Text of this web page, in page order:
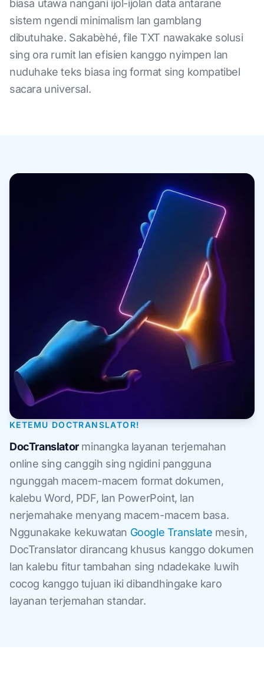
biasa utawa nangani ijol-ijolan data antarane
sistem ngendi minimalism lan gamblang
dibutuhake. Sakabèhé, file TXT nawakake solusi
sing ora rumit lan efisien kanggo nyimpen lan
nuduhake teks biasa ing format sing kompatibel
sacara universal.
KETEMU DOCTRANSLATOR!
DocTranslatorminangka layanan terjemahan
online sing canggih sing ngidini pangguna
ngunggah macem-macem format dokumen,
kalebu Word, PDF, lan PowerPoint, lan
nerjemahake menyang macem-macem basa.
Nggunakake kekuwatan Google Translate mesin,
DocTranslator dirancang khusus kanggo dokumen
lan kalebu fitur tambahan sing ndadekake luwih
cocog kanggo tujuan iki dibandhingake karo
layanan terjemahan standar.